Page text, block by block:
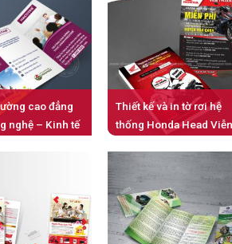
cao đẳng
nghệ – Kinh tế
Thiết kế và in tờ rơi hệ
thống Honda Head